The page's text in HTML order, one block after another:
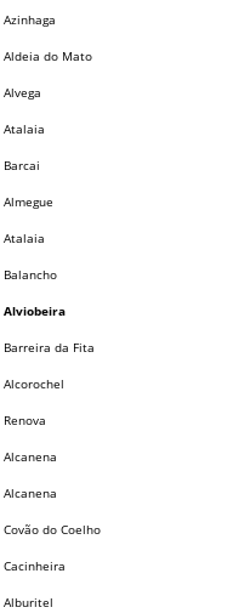
Azinhaga
Aldeia do Mato
Alvega
Atalaia
Barcai
Almegue
Atalaia
Balancho
Alviobeira
Barreira da Fita
Alcorochel
Renova
Alcanena
Alcanena
Covão do Coelho
Cacinheira
Alburitel